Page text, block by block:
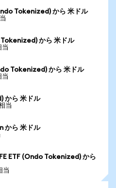
Tokenized) から 米ドル
から 米ドル
当
Tokenized) から 米ドル
当
から 米ドル
当
から 米ドル
ETF (Ondo Tokenized) から
当